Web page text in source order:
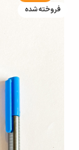
فروخته شده